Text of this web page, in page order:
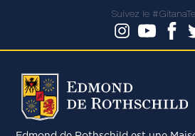
Suivez le